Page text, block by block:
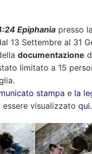
Epiphanìa presso la
13 Settembre al 31
documentazione
limitato a 15
stampa e la
visualizzato qui.